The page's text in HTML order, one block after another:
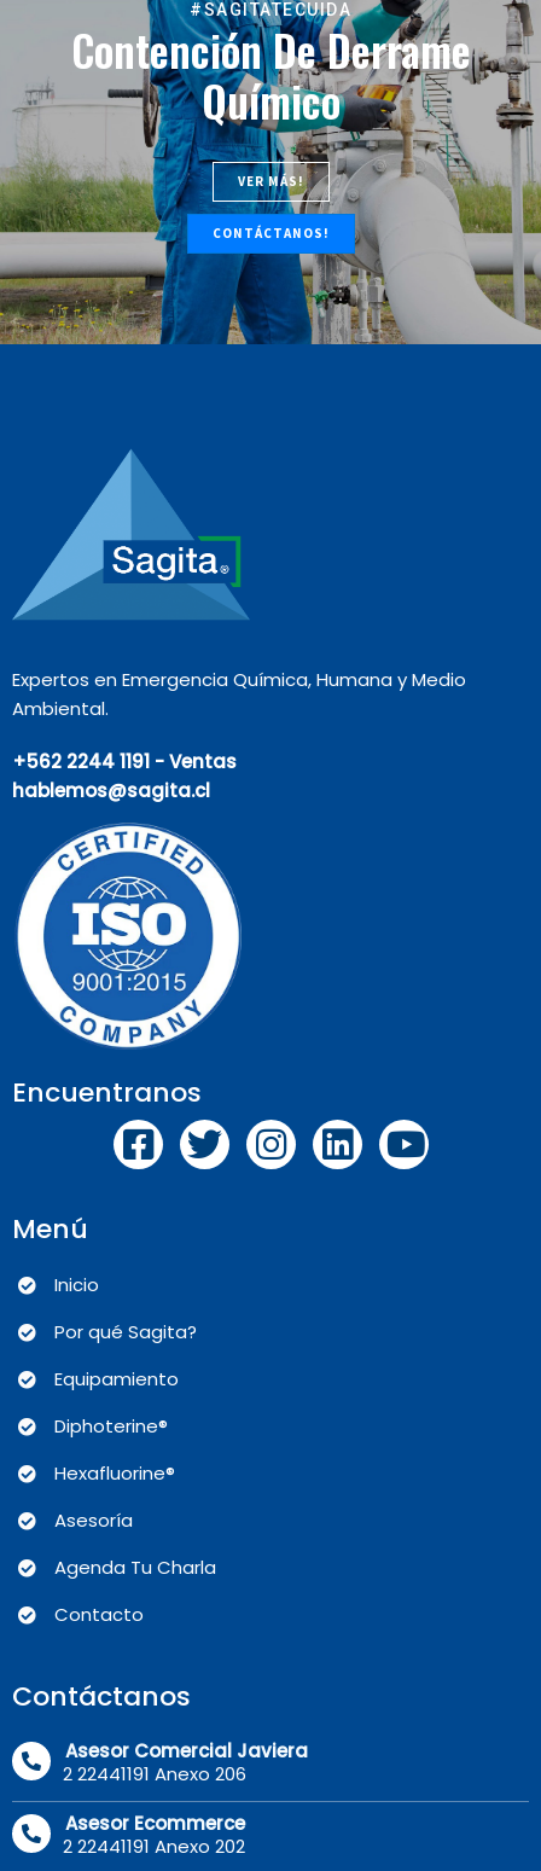
#SAGITATECUIDA
Contención De Derrame
Químico
VER MÁS!
CONTÁCTANOS!
Expertos en Emergencia Química, Humana y Medio
Ambiental.
+562 2244 1191 - Ventas
hablemos@sagita.cl
Encuentranos
Menú
Inicio
Por qué Sagita?
Equipamiento
Diphoterine®
Hexafluorine®
Asesoría
Agenda Tu Charla
Contacto
Contáctanos
Asesor Comercial Javiera
2 22441191 Anexo 206
Asesor Ecommerce
2 22441191 Anexo 202